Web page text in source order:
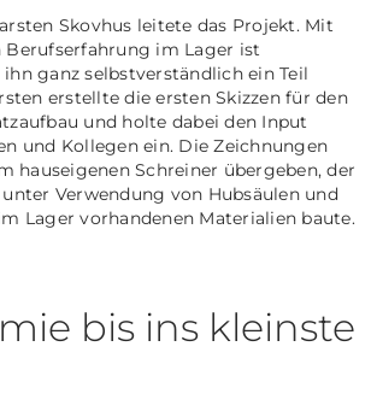
Skovhus leitete das Projekt. Mit
Berufserfahrung im Lager ist
ganz selbstverständlich ein Teil
erstellte die ersten Skizzen für den
und holte dabei den Input
und Kollegen ein. Die Zeichnungen
hauseigenen Schreiner übergeben, der
Verwendung von Hubsäulen und
Lager vorhandenen Materialien baute.
bis ins kleinste